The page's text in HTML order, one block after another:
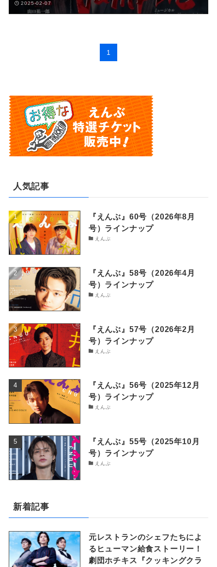
2025-02-07
1
人気記事
『えんぶ』60号（2026年8月
号）ラインナップ
えんぶ
『えんぶ』58号（2026年4月
号）ラインナップ
えんぶ
『えんぶ』57号（2026年2月
号）ラインナップ
えんぶ
『えんぶ』56号（2025年12月
号）ラインナップ
えんぶ
『えんぶ』55号（2025年10月
号）ラインナップ
えんぶ
新着記事
元レストランのシェフたちによ
るヒューマン給食ストーリー！
劇団ホチキス『クッキングクラ